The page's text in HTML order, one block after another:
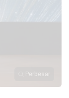
Perbesar